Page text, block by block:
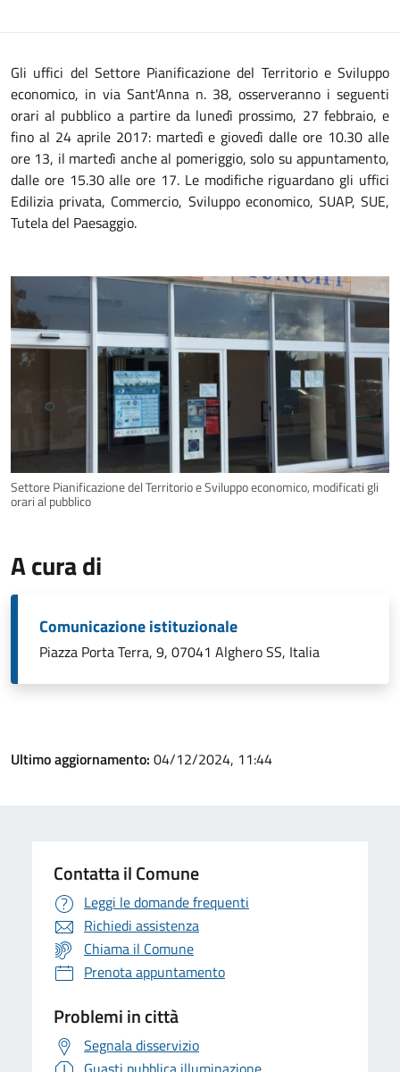
Gli uffici del Settore Pianificazione del Territorio e Sviluppo
economico, in via Sant'Anna n. 38, osserveranno i seguenti
orari al pubblico a partire da lunedì prossimo, 27 febbraio, e
fino al 24 aprile 2017: martedì e giovedì dalle ore 10.30 alle
ore 13, il martedì anche al pomeriggio, solo su appuntamento,
dalle ore 15.30 alle ore 17. Le modifiche riguardano gli uffici
Edilizia privata, Commercio, Sviluppo economico, SUAP, SUE,
Tutela del Paesaggio.
Settore Pianificazione del Territorio e Sviluppo economico, modificati gli
orari al pubblico
A cura di
Comunicazione istituzionale
Piazza Porta Terra, 9, 07041 Alghero SS, Italia
Ultimo aggiornamento: 04/12/2024, 11:44
Contatta il Comune
Leggi le domande frequenti
Richiedi assistenza
Chiama il Comune
Prenota appuntamento
Problemi in città
Segnala disservizio